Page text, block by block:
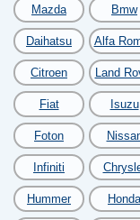
Mazda Bmw
Daihatsu Alfa
Citroen Land
Fiat Isuzu
Foton
Infiniti
Hummer Honda